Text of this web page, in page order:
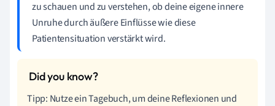
zu schauen und zu verstehen, ob deine eigene innere
Unruhe durch äußere Einflüsse wie diese
Patientensituation verstärkt wird.
Tipp: Nutze ein Tagebuch, um deine Reflexionen und